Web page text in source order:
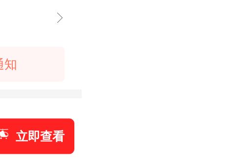
知
立即查看